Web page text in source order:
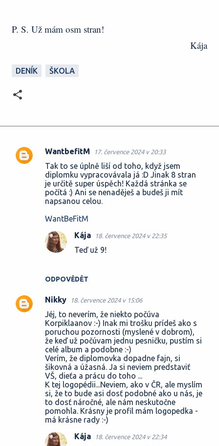
P. S. Už mám osm stran!
Kája
DENÍK ŠKOLA
K
WantbefitM 17. července 2024 v 20:33
Tak to se úplně liší od toho, když jsem
diplomku vypracovávala já :D Jinak 8 stran
je určitě super úspěch! Každá stránka se
počítá :) Ani se nenaděješ a budeš ji mít
napsanou celou.
WantBeFitM
ODPOVĚDĚT
Kája 18. července 2024 v 22:35
Teď už 9!
Nikky 18. července 2024 v 15:06
Jéj, to neverím, že niekto počúva
Korpiklaanov :-) Inak mi trošku prídeš ako s
poruchou pozornosti (myslené v dobrom),
že keď už počúvam jednu pesničku, pustím si
celé album a podobne :-)
Verím, že diplomovka dopadne fajn, si
šikovná a úžasná. Ja si neviem predstaviť
VŠ, dieťa a prácu do toho ...
K tej logopédii...Neviem, ako v ČR, ale myslím
si, že to bude asi dosť podobné ako u nás, je
to dosť náročné, ale nám neskutočne
pomohla. Krásny je profil mám logopedka -
má krásne rady :-)
Kája 18. července 2024 v 22:34